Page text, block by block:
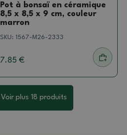
Pot à bonsaï en céramique
8,5 x 8,5 x 9 cm, couleur
marron
SKU: 1567-M26-2333
7.85 €
Voir plus 18 produits